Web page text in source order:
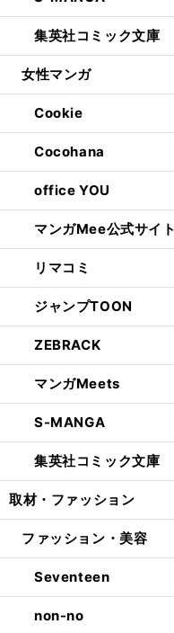
集英社コミック文庫
女性マンガ
Cookie
Cocohana
office YOU
マンガMee公式サイト
リマコミ
ジャンプTOON
ZEBRACK
マンガMeets
S-MANGA
集英社コミック文庫
取材・ファッション
ファッション・美容
Seventeen
non-no